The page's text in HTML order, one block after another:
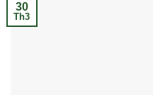
30
Th3